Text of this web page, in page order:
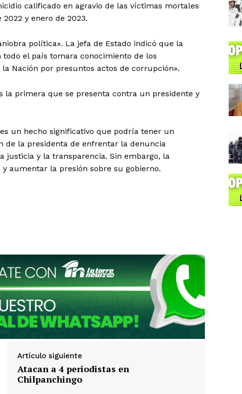
calificado en agravio de las víctimas mortales
y enero de 2023.
política». La jefa de Estado indicó que la
el país tomara conocimiento de los
Nación por presuntos actos de corrupción».
la primera que se presenta contra un presidente y
un hecho significativo que podría tener un
de la presidenta de enfrentar la denuncia
y la transparencia. Sin embargo, la
aumentar la presión sobre su gobierno.
Artículo siguiente
Atacan a 4 periodistas en
Chilpanchingo